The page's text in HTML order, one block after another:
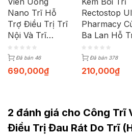
Nano Trĩ Hỗ
Trợ Điều Trị Trĩ
Nội Và Trĩ
Ngoại | Hộp 30
ViênĐã bán 46
690,000₫
Rectostop
Pharmacy
Ba Lan Hỗ
Điều Trị Trĩ |
Tuýp 50ml
Đã bán 378
210,000₫
2 đánh giá cho Công Trĩ
Điều Trị Đau Rát Do Trĩ